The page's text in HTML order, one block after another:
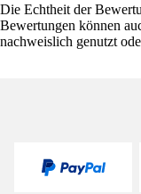
Die Echtheit der
Bewertungen können
nachweislich genutzt